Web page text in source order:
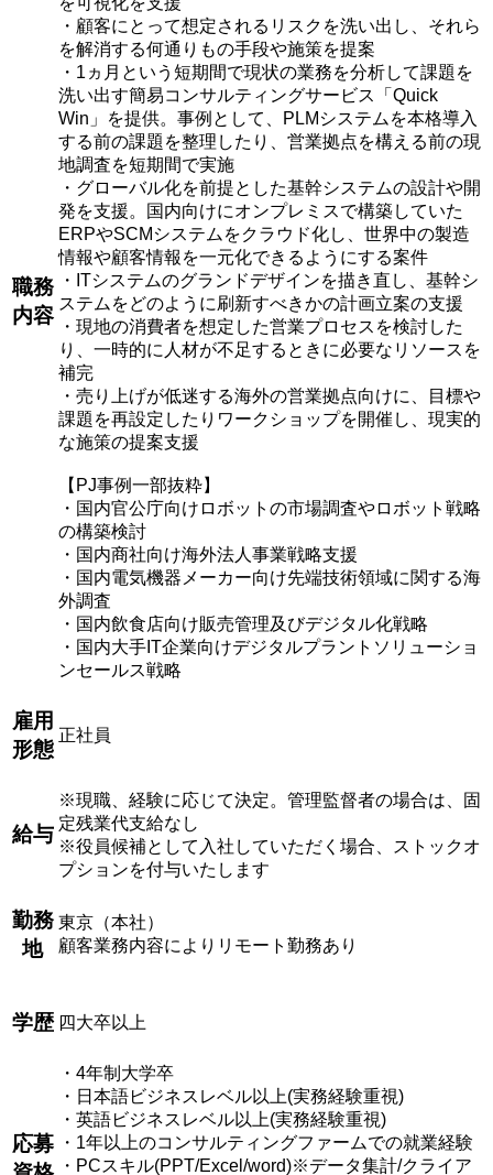
職務
内容
・顧客にとって想定されるリスクを洗い出し、それら
を解消する何通りもの手段や施策を提案
・1ヵ月という短期間で現状の業務を分析して課題を
洗い出す簡易コンサルティングサービス「Quick
Win」を提供。事例として、PLMシステムを本格導入
する前の課題を整理したり、営業拠点を構える前の現
地調査を短期間で実施
・グローバル化を前提とした基幹システムの設計や開
発を支援。国内向けにオンプレミスで構築していた
ERPやSCMシステムをクラウド化し、世界中の製造
情報や顧客情報を一元化できるようにする案件
・ITシステムのグランドデザインを描き直し、基幹シ
ステムをどのように刷新すべきかの計画立案の支援
・現地の消費者を想定した営業プロセスを検討した
り、一時的に人材が不足するときに必要なリソースを
補完
・売り上げが低迷する海外の営業拠点向けに、目標や
課題を再設定したりワークショップを開催し、現実的
な施策の提案支援
【PJ事例一部抜粋】
・国内官公庁向けロボットの市場調査やロボット戦略
の構築検討
・国内商社向け海外法人事業戦略支援
・国内電気機器メーカー向け先端技術領域に関する海
外調査
・国内飲食店向け販売管理及びデジタル化戦略​
・国内大手IT企業向けデジタルプラントソリューショ
ンセールス戦略​
雇用
形態
正社員
給与
※現職、経験に応じて決定。管理監督者の場合は、固
定残業代支給なし
※役員候補として入社していただく場合、ストックオ
プションを付与いたします
勤務
地
東京（本社）
顧客業務内容によりリモート勤務あり
学歴 四大卒以上
応募
・4年制大学卒
・日本語ビジネスレベル以上(実務経験重視)
・英語ビジネスレベル以上(実務経験重視)
・1年以上のコンサルティングファームでの就業経験
・PCスキル(PPT/Excel/word)※データ集計/クライア